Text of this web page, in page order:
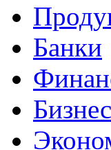
Банки
Бизнес